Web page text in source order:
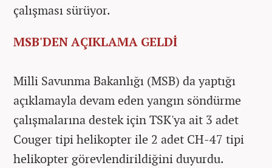
çalışması sürüyor.
MSB'DEN AÇIKLAMA GELDİ
Milli Savunma Bakanlığı (MSB) da yaptığı
açıklamayla devam eden yangın söndürme
çalışmalarına destek için TSK'ya ait 3 adet
Couger tipi helikopter ile 2 adet CH-47 tipi
helikopter görevlendirildiğini duyurdu.